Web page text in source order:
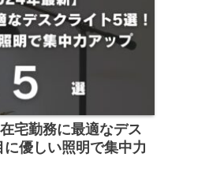
宅勤務に最適なデス
優しい照明で集中力